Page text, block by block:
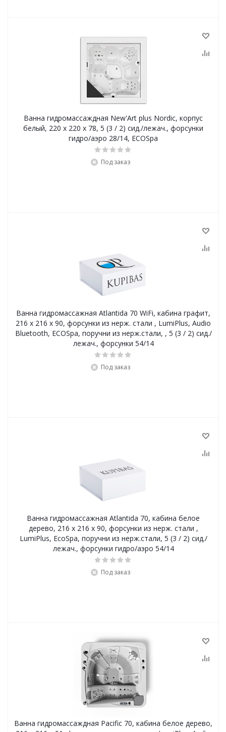
Ванна гидромассаждная New'Art plus Nordic, корпус
белый, 220 x 220 x 78, 5 (3 / 2) сид./лежач., форсунки
гидро/аэро 28/14, ECOSpa
Под заказ
Ванна гидромассажная Atlantida 70 WiFi, кабина графит,
216 x 216 x 90, форсунки из нерж. стали , LumiPlus, Audio
Bluetooth, ECOSpa, поручни из нерж.стали, , 5 (3 / 2) сид./
лежач., форсунки 54/14
Под заказ
Ванна гидромассажная Atlantida 70, кабина белое
дерево, 216 x 216 x 90, форсунки из нерж. стали ,
LumiPlus, EcoSpa, поручни из нерж.стали, 5 (3 / 2) сид./
лежач., форсунки гидро/аэро 54/14
Под заказ
Ванна гидромассаждная Pacific 70, кабина белое дерево,